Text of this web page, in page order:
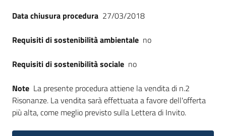
Data chiusura procedura 27/03/2018
Requisiti di sostenibilità ambientale no
Requisiti di sostenibilità sociale no
Note La presente procedura attiene la vendita di n.2
Risonanze. La vendita sarà effettuata a favore dell'offerta
più alta, come meglio previsto sulla Lettera di Invito.